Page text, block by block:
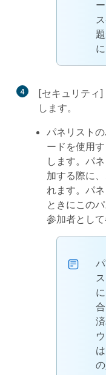
4 [セキュリティ]
します。
パネリスト
ードを使用
します。パ
加する際に
れます。パ
ときにこの
参加者として